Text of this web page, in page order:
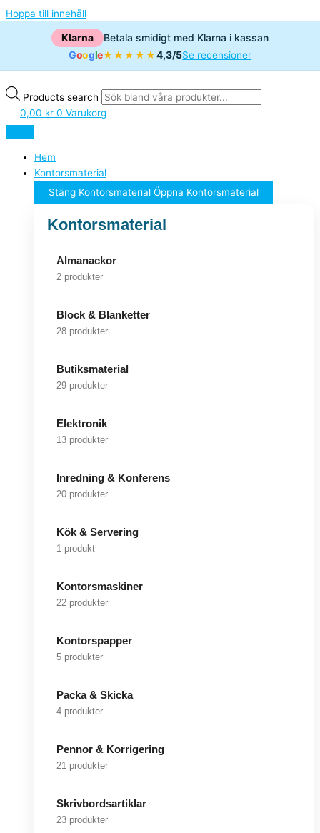
Hoppa till innehåll
Klarna
Betala smidigt med Klarna i kassan
Google★★★★★4,3/5Se recensioner
Products search
0,00 kr 0 Varukorg
Hem
Kontorsmaterial
Stäng Kontorsmaterial Öppna Kontorsmaterial
Kontorsmaterial
Almanackor
2 produkter
Block & Blanketter
28 produkter
Butiksmaterial
29 produkter
Elektronik
13 produkter
Inredning & Konferens
20 produkter
Kök & Servering
1 produkt
Kontorsmaskiner
22 produkter
Kontorspapper
5 produkter
Packa & Skicka
4 produkter
Pennor & Korrigering
21 produkter
Skrivbordsartiklar
23 produkter